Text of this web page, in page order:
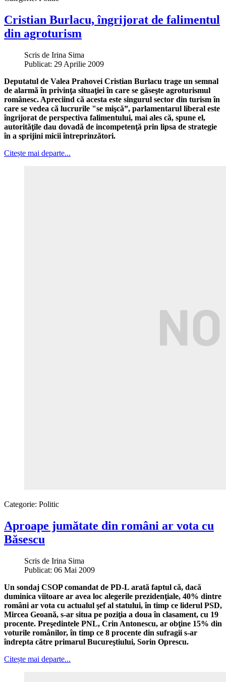
Cristian Burlacu, îngrijorat de falimentul
din agroturism
Scris de Irina Sima
Publicat: 29 Aprilie 2009
Deputatul de Valea Prahovei Cristian Burlacu trage un semnal
de alarmă în privinţa situaţiei în care se găseşte agroturismul
românesc. Apreciind că acesta este singurul sector din turism în
care se vedea că lucrurile "se mişcă”, parlamentarul liberal este
îngrijorat de perspectiva falimentului, mai ales că, spune el,
autorităţile dau dovadă de incompetenţă prin lipsa de strategie
în a sprijini micii întreprinzători.
Citește mai departe...
Categorie: Politic
Aproape jumătate din români ar vota cu
Băsescu
Scris de Irina Sima
Publicat: 06 Mai 2009
Un sondaj CSOP comandat de PD-L arată faptul că, dacă
duminica viitoare ar avea loc alegerile prezidenţiale, 40% dintre
români ar vota cu actualul şef al statului, în timp ce liderul PSD,
Mircea Geoană, s-ar situa pe poziţia a doua în clasament, cu 19
procente. Preşedintele PNL, Crin Antonescu, ar obţine 15% din
voturile românilor, în timp ce 8 procente din sufragii s-ar
îndrepta către primarul Bucureştiului, Sorin Oprescu.
Citește mai departe...